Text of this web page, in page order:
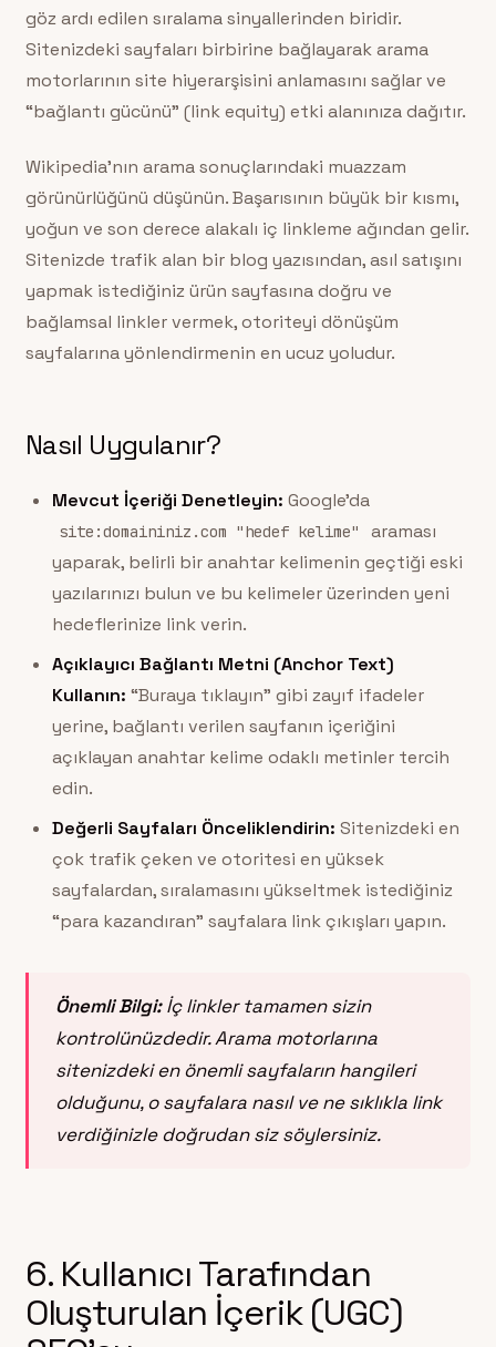
göz ardı edilen sıralama sinyallerinden biridir.
Sitenizdeki sayfaları birbirine bağlayarak arama
motorlarının site hiyerarşisini anlamasını sağlar ve
“bağlantı gücünü” (link equity) etki alanınıza dağıtır.
Wikipedia’nın arama sonuçlarındaki muazzam
görünürlüğünü düşünün. Başarısının büyük bir kısmı,
yoğun ve son derece alakalı iç linkleme ağından gelir.
Sitenizde trafik alan bir blog yazısından, asıl satışını
yapmak istediğiniz ürün sayfasına doğru ve
bağlamsal linkler vermek, otoriteyi dönüşüm
sayfalarına yönlendirmenin en ucuz yoludur.
Nasıl Uygulanır?
Mevcut İçeriği Denetleyin: Google’da
site:domaininiz.com "hedef kelime"
araması
yaparak, belirli bir anahtar kelimenin geçtiği eski
yazılarınızı bulun ve bu kelimeler üzerinden yeni
hedeflerinize link verin.
Açıklayıcı Bağlantı Metni (Anchor Text)
Kullanın: “Buraya tıklayın” gibi zayıf ifadeler
yerine, bağlantı verilen sayfanın içeriğini
açıklayan anahtar kelime odaklı metinler tercih
edin.
Değerli Sayfaları Önceliklendirin: Sitenizdeki en
çok trafik çeken ve otoritesi en yüksek
sayfalardan, sıralamasını yükseltmek istediğiniz
“para kazandıran” sayfalara link çıkışları yapın.
Önemli Bilgi:İç linkler tamamen sizin
kontrolünüzdedir. Arama motorlarına
sitenizdeki en önemli sayfaların hangileri
olduğunu, o sayfalara nasıl ve ne sıklıkla link
verdiğinizle doğrudan siz söylersiniz.
6. Kullanıcı Tarafından
Oluşturulan İçerik (UGC)